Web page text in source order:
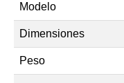
Modelo
Dimensiones
Peso